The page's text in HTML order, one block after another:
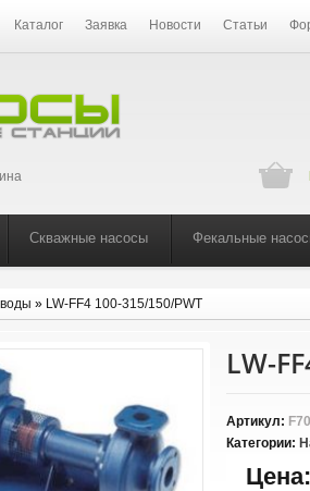
Каталог Заявка Новости Статьи
Скважные насосы Фекальные
» LW-FF4 100-315/150/PWT
LW-
Артикул:
Категории:
Цена: